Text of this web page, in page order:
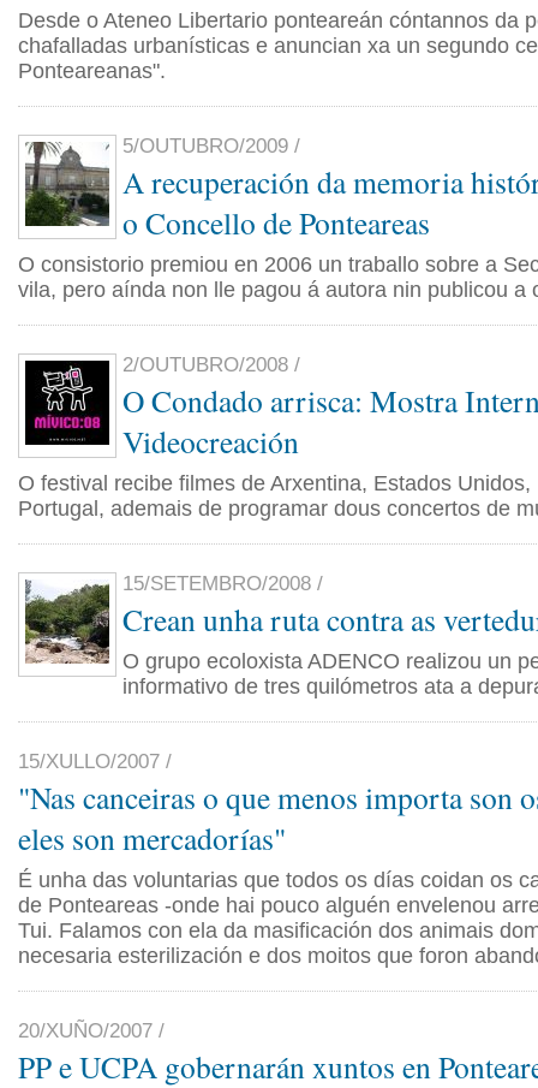
Desde o Ateneo Libertario ponteareán cóntannos da
chafalladas urbanísticas e anuncian xa un segundo
Ponteareanas".
5/OUTUBRO/2009 /
A recuperación da memoria
o Concello de Ponteareas
O consistorio premiou en 2006 un traballo sobre a
vila, pero aínda non lle pagou á autora nin publicou a
2/OUTUBRO/2008 /
O Condado arrisca: Mostra
Videocreación
O festival recibe filmes de Arxentina, Estados
Portugal, ademais de programar dous concertos de
15/SETEMBRO/2008 /
Crean unha ruta contra as
O grupo ecoloxista ADENCO realizou un
informativo de tres quilómetros ata a
15/XULLO/2007 /
"Nas canceiras o que menos importa son
eles son mercadorías"
É unha das voluntarias que todos os días coidan os
de Ponteareas -onde hai pouco alguén envelenou
Tui. Falamos con ela da masificación dos animais
necesaria esterilización e dos moitos que foron
20/XUÑO/2007 /
PP e UCPA gobernarán xuntos en